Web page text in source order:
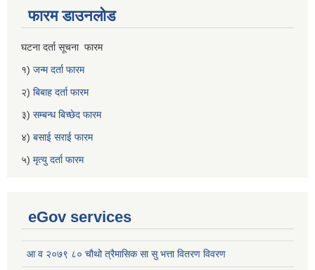
फारम डाउनलोड
घटना दर्ता सूचना फारम
१) जन्म दर्ता फारम
२) बिबाह दर्ता फारम
३) सम्बन्ध बिच्छेद फारम
४) बसाई सराई फारम
५) मृत्यु दर्ता फारम
eGov services
आ व २०७९ ८० चौथो त्रैमासिक सा सु भत्ता वितरण विवरण